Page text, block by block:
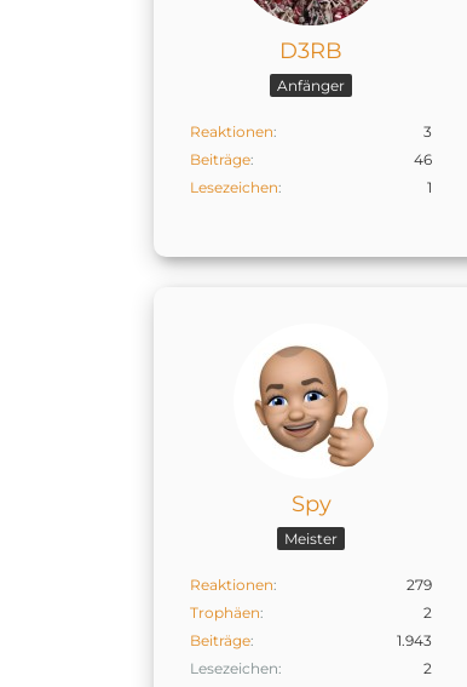
D3RB
Anfänger
Reaktionen
3
Beiträge
46
Lesezeichen
1
Spy
Meister
Reaktionen
279
Trophäen
2
Beiträge
1.943
Lesezeichen
2